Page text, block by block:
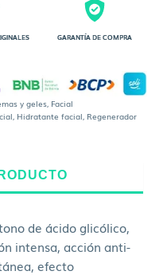
GARANTÍA DE COMPRA
y geles, Facial
, Hidratante facial, Regenerador
de ácido glicólico,
intensa, acción anti-
efecto